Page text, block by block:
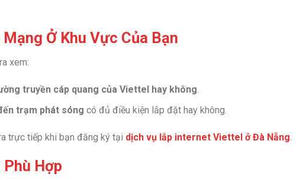
Ở Khu Vực Của Bạn
xem:
truyền cáp quang của Viettel hay không.
trạm phát sóng có đủ điều kiện lắp đặt hay không.
trực tiếp khi bạn đăng ký tại dịch vụ lắp internet Viettel ở Đà Nẵng
Hợp